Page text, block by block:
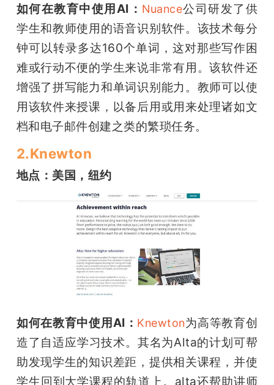
爱
搞
机
如何在教育中使用AI： Nuance公司研发了供
学生和教师使用的语音识别软件。该技术每分
钟可以转录多达160个单词，这对那些写作困
难或行动不便的学生来说非常有用。该软件还
增强了拼写能力和单词识别能力。教师可以使
用该软件来授课，以备后用或用来处理诸如文
档和电子邮件创建之类的繁琐任务。
2.Knewton
地点：美国，纽约
如何在教育中使用AI： Knewton为高等教育创
造了自适应学习技术。其名为Alta的计划可帮
助发现学生的知识差距，提供相关课程，并使
学生回到大学课程的轨道上。alta还帮助讲师